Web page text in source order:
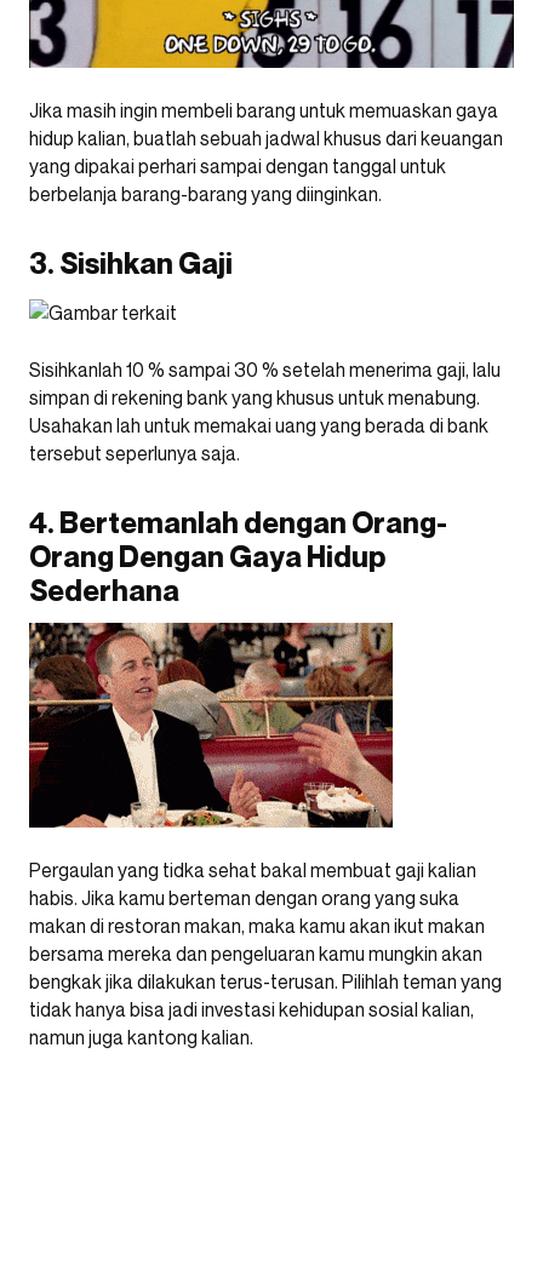
Jika masih ingin membeli barang untuk memuaskan gaya
hidup kalian, buatlah sebuah jadwal khusus dari keuangan
yang dipakai perhari sampai dengan tanggal untuk
berbelanja barang-barang yang diinginkan.
3. Sisihkan Gaji
Sisihkanlah 10 % sampai 30 % setelah menerima gaji, lalu
simpan di rekening bank yang khusus untuk menabung.
Usahakan lah untuk memakai uang yang berada di bank
tersebut seperlunya saja.
4. Bertemanlah dengan Orang-
Orang Dengan Gaya Hidup
Sederhana
Pergaulan yang tidka sehat bakal membuat gaji kalian
habis. Jika kamu berteman dengan orang yang suka
makan di restoran makan, maka kamu akan ikut makan
bersama mereka dan pengeluaran kamu mungkin akan
bengkak jika dilakukan terus-terusan. Pilihlah teman yang
tidak hanya bisa jadi investasi kehidupan sosial kalian,
namun juga kantong kalian.